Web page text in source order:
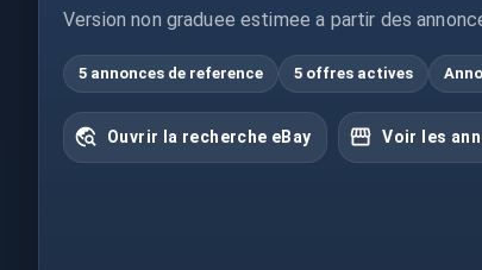
Version non graduee estimee a partir des
5 annonces de reference 5 offres actives
Ouvrir la recherche eBay Voir les